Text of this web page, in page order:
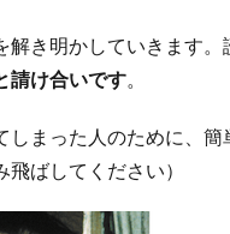
解き明かしていきます
請け合いです
しまった人のために、簡
ばしてください）